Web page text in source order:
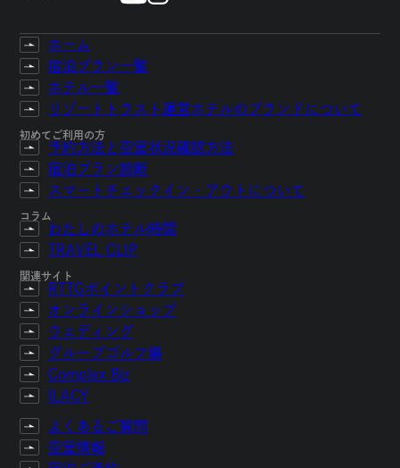
ホーム
宿泊プラン一覧
ホテル一覧
リゾートトラスト運営ホテルのブランドについて
初めてご利用の方
予約方法と空室状況確認方法
宿泊プラン診断
スマートチェックイン・アウトについて
コラム
わたしのホテル時間
TRAVEL CLIP
関連サイト
RTTGポイントクラブ
オンラインショップ
ウェディング
グループゴルフ場
Complex Biz
ILACY
よくあるご質問
空室情報